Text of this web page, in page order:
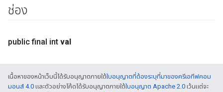
ช่อง
public final int val
เนื้อหาของหน้าเว็บนี้ได้รับอนุญาตภายใต้ใบอนุญาตที่ต้องระบุที่มาของครีเอทีฟคอม
มอนส์ 4.0 และตัวอย่างโค้ดได้รับอนุญาตภายใต้ใบอนุญาต Apache 2.0 เว้นแต่จะ